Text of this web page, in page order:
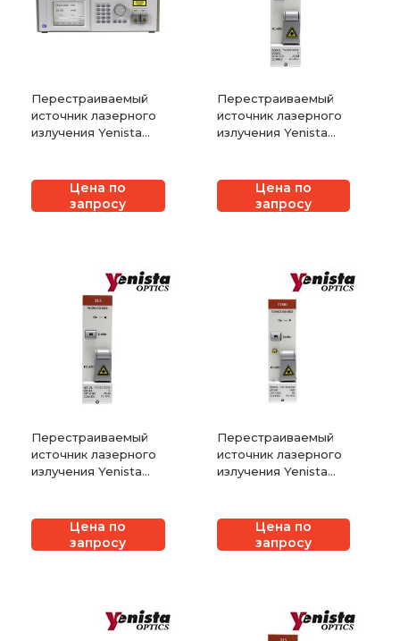
Перестраиваемый
источник лазерного
излучения Yenista
Цена по
запросу
Перестраиваемый
источник лазерного
излучения Yenista
Цена по
запросу
Перестраиваемый
источник лазерного
излучения Yenista
Цена по
запросу
Перестраиваемый
источник лазерного
излучения Yenista
Цена по
запросу